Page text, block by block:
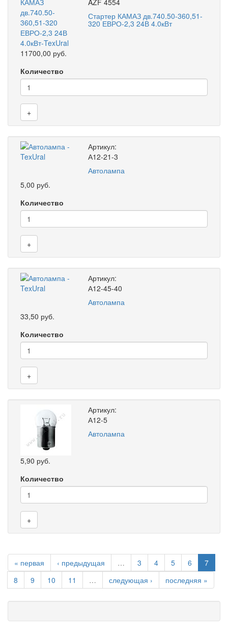
Стартер КАМАЗ дв.740.50-360,51-
320 ЕВРО-2,3 24В 4.0кВт
11700,00 руб.
Количество
+
Артикул:
А12-21-3
Автолампа
5,00 руб.
Количество
+
Артикул:
А12-45-40
Автолампа
33,50 руб.
Количество
+
Артикул:
А12-5
Автолампа
5,90 руб.
Количество
+
« первая ‹ предыдущая … 3 4 5 6
7
8
9 10 11 … следующая › последняя »